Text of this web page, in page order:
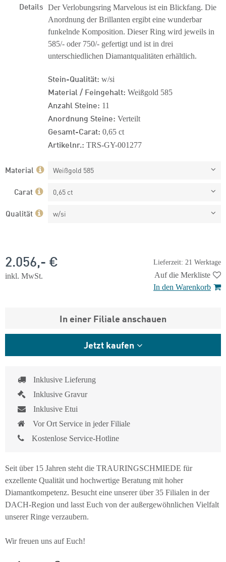
Details Der Verlobungsring Marvelous ist ein Blickfang. Die
Anordnung der Brillanten ergibt eine wunderbar
funkelnde Komposition. Dieser Ring wird jeweils in
585/- oder 750/- gefertigt und ist in drei
unterschiedlichen Diamantqualitäten erhältlich.
Stein-Qualität: w/si
Material / Feingehalt: Weißgold 585
Anzahl Steine: 11
Anordnung Steine: Verteilt
Gesamt-Carat: 0,65 ct
Artikelnr.: TRS-GY-001277
Material Weißgold 585
Carat 0,65 ct
Qualität w/si
Lieferzeit: 21 Werktage
2.056,- €
inkl. MwSt.
Auf die Merkliste
In den Warenkorb
In einer Filiale anschauen
Jetzt kaufen
Inklusive Lieferung
Inklusive Gravur
Inklusive Etui
Vor Ort Service in jeder Filiale
Kostenlose Service-Hotline
Seit über 15 Jahren steht die TRAURINGSCHMIEDE für
exzellente Qualität und hochwertige Beratung mit hoher
Diamantkompetenz. Besucht eine unserer über 35 Filialen in der
DACH-Region und lasst Euch von der außergewöhnlichen Vielfalt
unserer Ringe verzaubern.
Wir freuen uns auf Euch!